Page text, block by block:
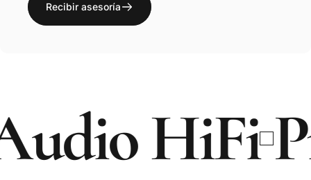
Recibir asesoría
HiFi